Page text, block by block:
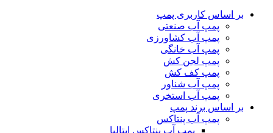
بر اساس کاربری پمپ
پمپ آب صنعتی
پمپ آب کشاورزی
پمپ آب خانگی
پمپ لجن کش
پمپ کف کش
پمپ آب شناور
پمپ آب استخری
بر اساس برند پمپ
پمپ آب پنتاکس
پمپ آب پنتاکس ایتالیا